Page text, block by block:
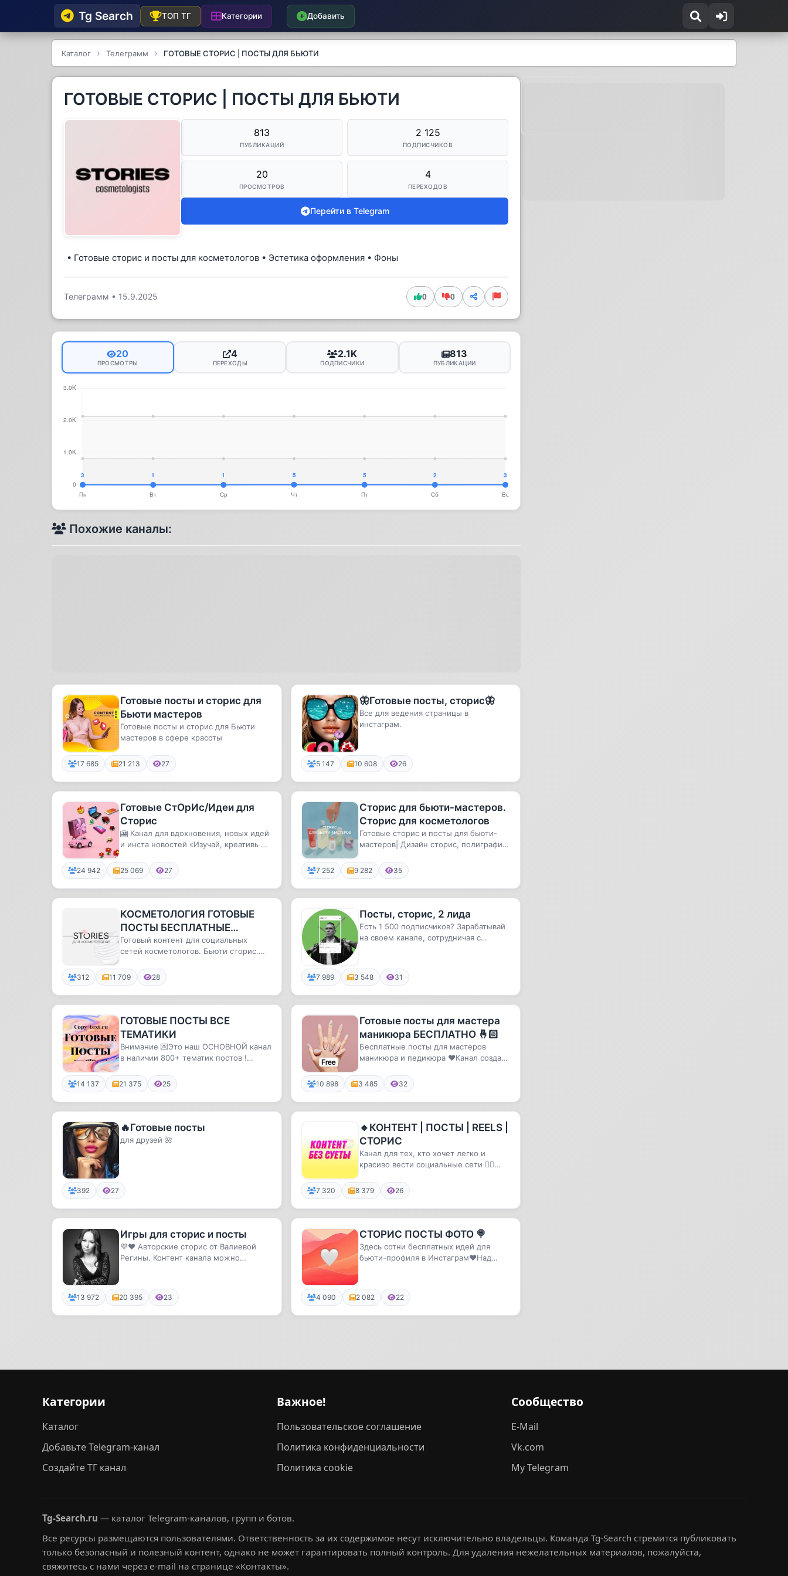
Tg Searсh ТОП ТГ Категории Добавить
Каталог Телеграмм ГОТОВЫЕ СТОРИС | ПОСТЫ ДЛЯ БЬЮТИ
ГОТОВЫЕ СТОРИС | ПОСТЫ ДЛЯ БЬЮТИ
813
ПУБЛИКАЦИЙ
2 125
ПОДПИСЧИКОВ
20
ПРОСМОТРОВ
4
ПЕРЕХОДОВ
Перейти в Telegram
• Готовые сторис и посты для косметологов • Эстетика оформления • Фоны
Телеграмм • 15.9.2025 0 0
20
ПРОСМОТРЫ
4
ПЕРЕХОДЫ
2.1K
ПОДПИСЧИКИ
813
ПУБЛИКАЦИИ
Похожие каналы:
Готовые посты и сторис для
Бьюти мастеров
Готовые посты и сторис для Бьюти
мастеров в сфере красоты
17 685 21 213 27
🦋Готовые посты, сторис🦋
Все для ведения страницы в
инстаграм.
5 147 10 608 26
Готовые СтОрИс/Идеи для
Сторис
🎦 Канал для вдохновения, новых идей
и инста новостей «Изучай, креативь и
24 942 25 069 27
Сторис для бьюти-мастеров.
Сторис для косметологов
Готовые сторис и посты для бьюти-
мастеров| Дизайн сторис, полиграфии,
7 252 9 282 35
КОСМЕТОЛОГИЯ ГОТОВЫЕ
ПОСТЫ БЕСПЛАТНЫЕ
STORIES
Готовый контент для социальных
сетей косметологов. Бьюти сторис.
312 11 709 28
Посты, сторис, 2 лида
Есть 1 500 подписчиков? Зарабатывай
на своем канале, сотрудничая с
7 989 3 548 31
ГОТОВЫЕ ПОСТЫ ВСЕ
ТЕМАТИКИ
Внимание 💌Это наш ОСНОВНОЙ канал
в наличии 800+ тематик постов !
14 137 21 375 25
Готовые посты для мастера
маникюра БЕСПЛАТНО 🤞🏻
Бесплатные посты для мастеров
маникюра и педикюра ❤️Канал создан
д...
10 898 3 485 32
🔥Готовые посты
для друзей 🌺
392 27
🔸КОНТЕНТ | ПОСТЫ | REELS |
СТОРИС
Канал для тех, кто хочет легко и
красиво вести социальные сети 👆🏻
7 320 8 379 26
Игры для сторис и посты
💜❤️ Авторские сторис от Валиевой
Регины. Контент канала можно
13 972 20 395 23
СТОРИС ПОСТЫ ФОТО 🍭
Здесь сотни бесплатных идей для
бьюти-профиля в Инстаграм❤️Над
4 090 2 082 22
Категории
Каталог
Добавьте Telegram-канал
Создайте ТГ канал
Важное!
Пользовательское соглашение
Политика конфиденциальности
Политика cookie
Сообщество
E-Mail
Vk.com
My Telegram
Tg-Search.ru — каталог Telegram-каналов, групп и ботов.
Все ресурсы размещаются пользователями. Ответственность за их содержимое несут исключительно владельцы. Команда Tg-Search стремится публиковать
только безопасный и полезный контент, однако не может гарантировать полный контроль. Для удаления нежелательных материалов, пожалуйста,
свяжитесь с нами через e-mail на странице «Контакты».